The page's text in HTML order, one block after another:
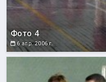
Фото 4
6 апр. 2006 г.